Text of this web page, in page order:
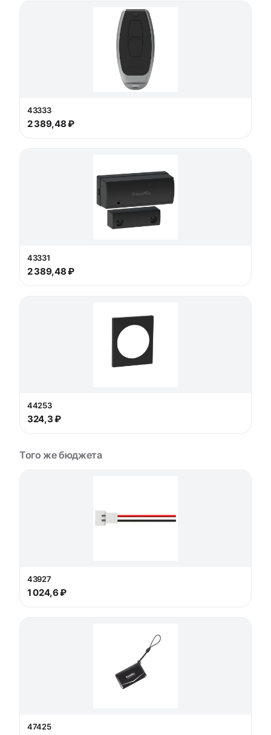
43333
2 389,48 ₽
43331
2 389,48 ₽
44253
324,3 ₽
Того же бюджета
43927
1 024,6 ₽
47425